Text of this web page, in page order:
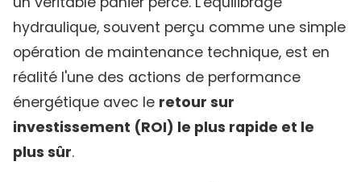
hydraulique, souvent perçu comme une simple
opération de maintenance technique, est en
réalité l'une des actions de performance
énergétique avec le retour sur
investissement (ROI) le plus rapide et le
plus sûr.